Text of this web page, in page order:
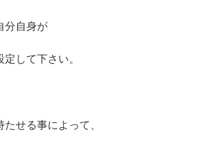
分自身が
して下さい。
せる事によって、